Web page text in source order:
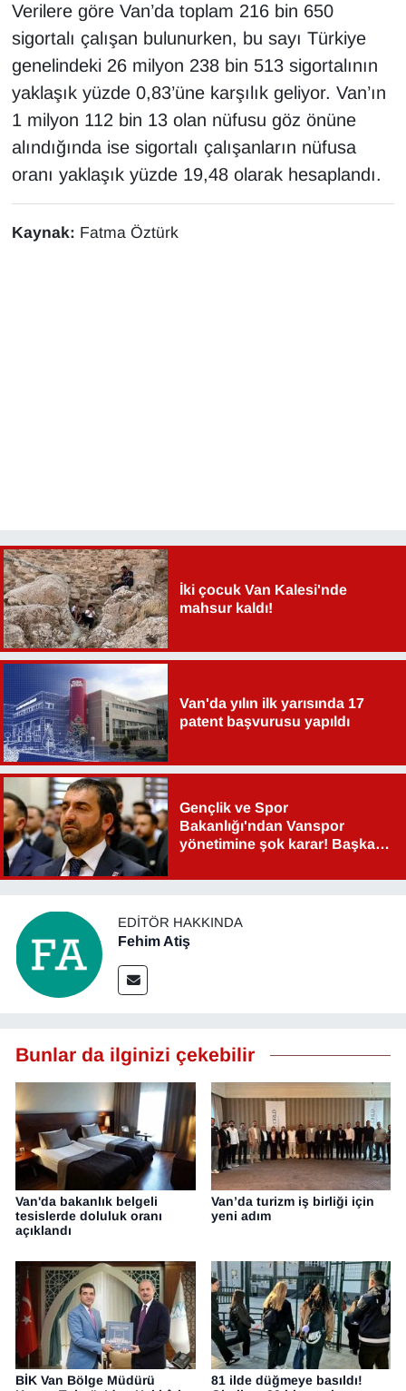
Verilere göre Van’da toplam 216 bin 650
sigortalı çalışan bulunurken, bu sayı Türkiye
genelindeki 26 milyon 238 bin 513 sigortalının
yaklaşık yüzde 0,83’üne karşılık geliyor. Van’ın
1 milyon 112 bin 13 olan nüfusu göz önüne
alındığında ise sigortalı çalışanların nüfusa
oranı yaklaşık yüzde 19,48 olarak hesaplandı.
Kaynak: Fatma Öztürk
İki çocuk Van Kalesi'nde
mahsur kaldı!
Van'da yılın ilk yarısında 17
patent başvurusu yapıldı
Gençlik ve Spor
Bakanlığı'ndan Vanspor
yönetimine şok karar! Başkan
EDITÖR HAKKINDA
Fehim Atiş
Bunlar da ilginizi çekebilir
Van'da bakanlık belgeli
tesislerde doluluk oranı
açıklandı
Van’da turizm iş birliği için
yeni adım
BİK Van Bölge Müdürü
81 ilde düğmeye basıldı!
Turizm
VAN'DA SPOR
Vasıta
YAŞAM